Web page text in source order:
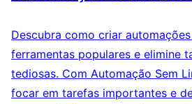
Descubra como criar
ferramentas populares e elimine
tediosas. Com Automação Sem
focar em tarefas importantes e